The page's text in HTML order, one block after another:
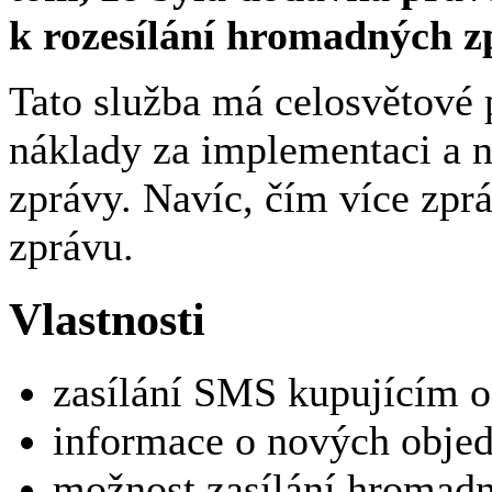
k rozesílání hromadných
Tato služba má
náklady za implementaci a
zprávy. Navíc, čím více
zprávu.
Vlastnosti
zasílání SMS kupujícím
informace o nových